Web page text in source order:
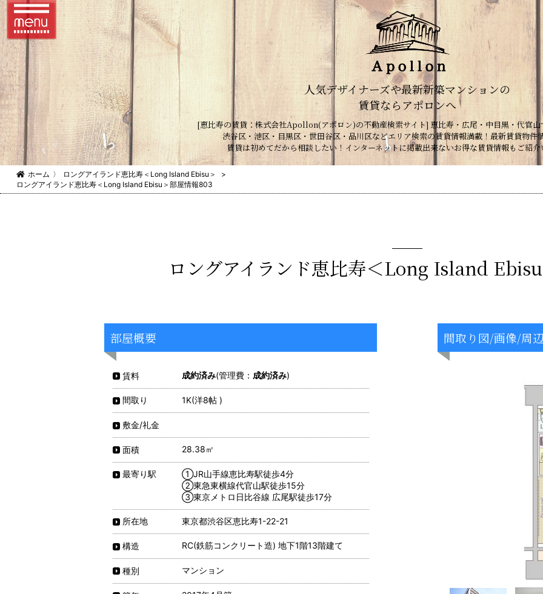
人気デザイナーズや最新新築マンションの
賃貸ならアポロンへ
[恵比寿の賃貸：株式会社Apollon(アポロン)の不動産検索サイト] 恵比寿・広尾・中目黒・代官
渋谷区・港区・目黒区・世田谷区・品川区などエリア検索の賃貸情報満載！最新賃貸物件
賃貸は初めてだから相談したい！インターネットに掲載出来ないお得な賃貸情報もご紹
ホーム 〉 ロングアイランド恵比寿＜Long Island Ebisu＞
>
ロングアイランド恵比寿＜Long Island Ebisu＞部屋情報803
ロングアイランド恵比寿＜Long Island
部屋概要
賃料 成約済み(管理費： 成約済み)
間取り 1K(洋8帖 )
敷金/礼金
面積 28.38㎡
最寄り駅
①JR山手線恵比寿駅徒歩4分
②東急東横線代官山駅徒歩15分
③東京メトロ日比谷線 広尾駅徒歩17分
所在地 東京都渋谷区恵比寿1-22-21
構造 RC(鉄筋コンクリート造) 地下1階13階建て
種別 マンション
間取り図/画像/周